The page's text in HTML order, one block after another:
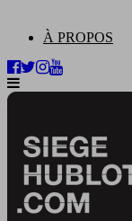
À PROPOS